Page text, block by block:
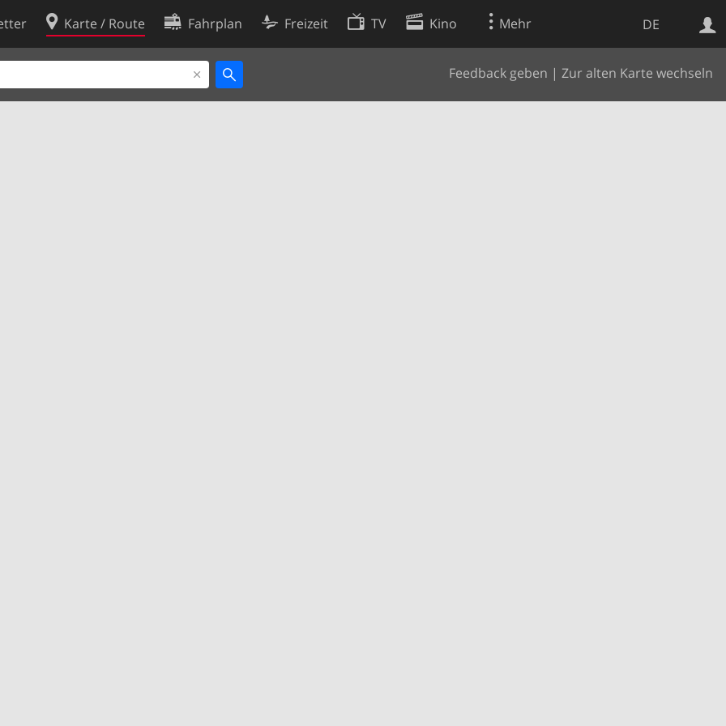
DE
Karte / Route Fahrplan Freizeit TV Kino Mehr
Feedback geben | Zur alten Karte wechseln
Websuche
Cookie-Richtlinie
Cookie-Einstellungen